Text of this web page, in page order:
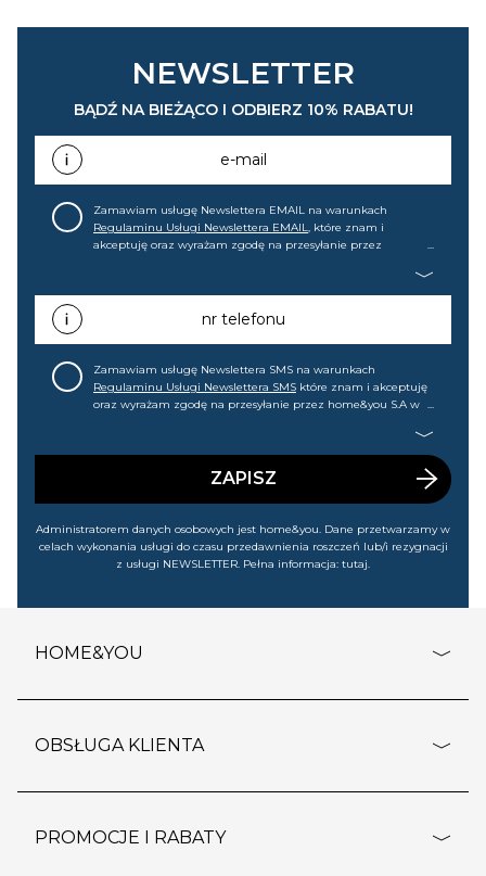
NEWSLETTER
BĄDŹ NA BIEŻĄCO I ODBIERZ 10% RABATU!
e-mail
Zamawiam usługę Newslettera EMAIL na warunkach
Regulaminu Usługi Newslettera EMAIL, które znam i
akceptuję oraz wyrażam zgodę na przesyłanie przez
promocjach, wyprzedażach). Wiem, że mogę tę zgodę w
każdej chwili cofnąć.nr telefonu
Zamawiam usługę Newslettera SMS na warunkach
Regulaminu Usługi Newslettera SMS które znam i akceptuję
oraz wyrażam zgodę na przesyłanie przez home&you S.A w
wyprzedażach). Wiem, że mogę tę zgodę w każdej chwili
ZAPISZ
Administratorem danych osobowych jest home&you. Dane przetwarzamy w
celach wykonania usługi do czasu przedawnienia roszczeń lub/i rezygnacji
z usługi NEWSLETTER. Pełna informacja: tutaj.
HOME&YOU
o firmie
polityka prywatności
OBSŁUGA KLIENTA
dostawy i płatność
PROMOCJE I RABATY